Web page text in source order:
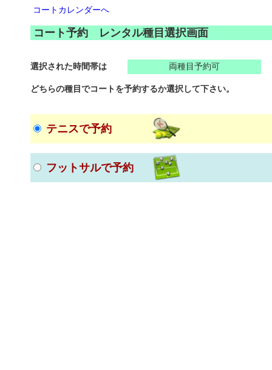
コートカレンダーへ
コート予約 レンタル種目選択画面
選択された時間帯は 両種目予約可
どちらの種目でコートを予約するか選択して下さい。
テニスで予約
フットサルで予約